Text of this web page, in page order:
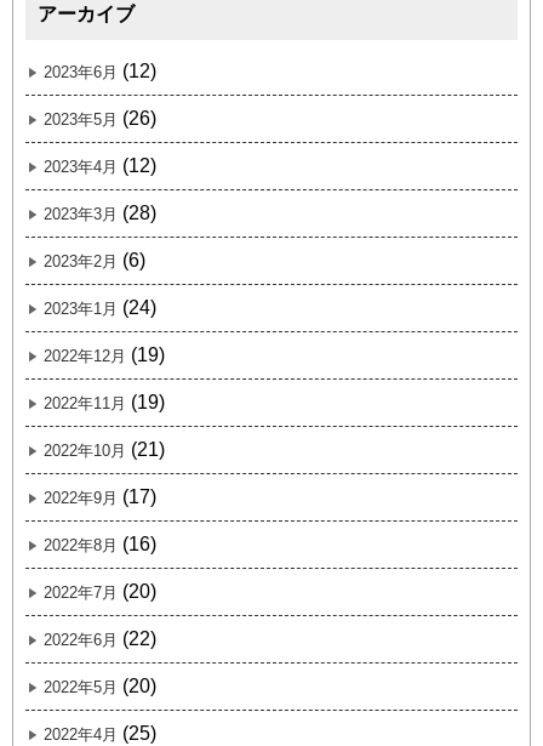
アーカイブ
2023年6月 (12)
2023年5月 (26)
2023年4月 (12)
2023年3月 (28)
2023年2月 (6)
2023年1月 (24)
2022年12月 (19)
2022年11月 (19)
2022年10月 (21)
2022年9月 (17)
2022年8月 (16)
2022年7月 (20)
2022年6月 (22)
2022年5月 (20)
2022年4月 (25)